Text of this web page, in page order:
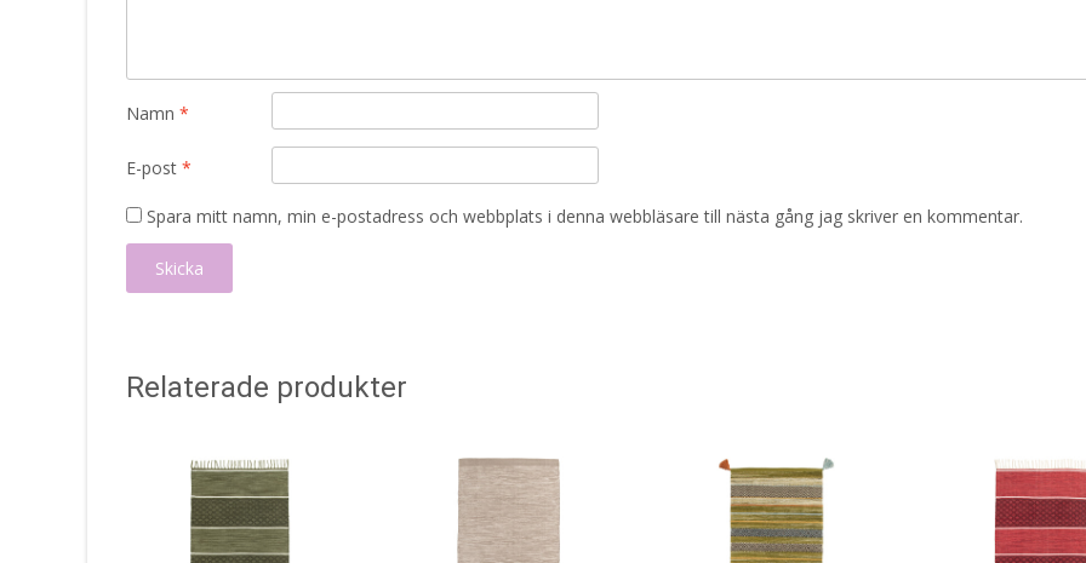
Namn *
E-post *
Spara mitt namn, min e-postadress och webbplats i denna webbläsare till nästa gång jag skriver en kommentar.
Relaterade produkter